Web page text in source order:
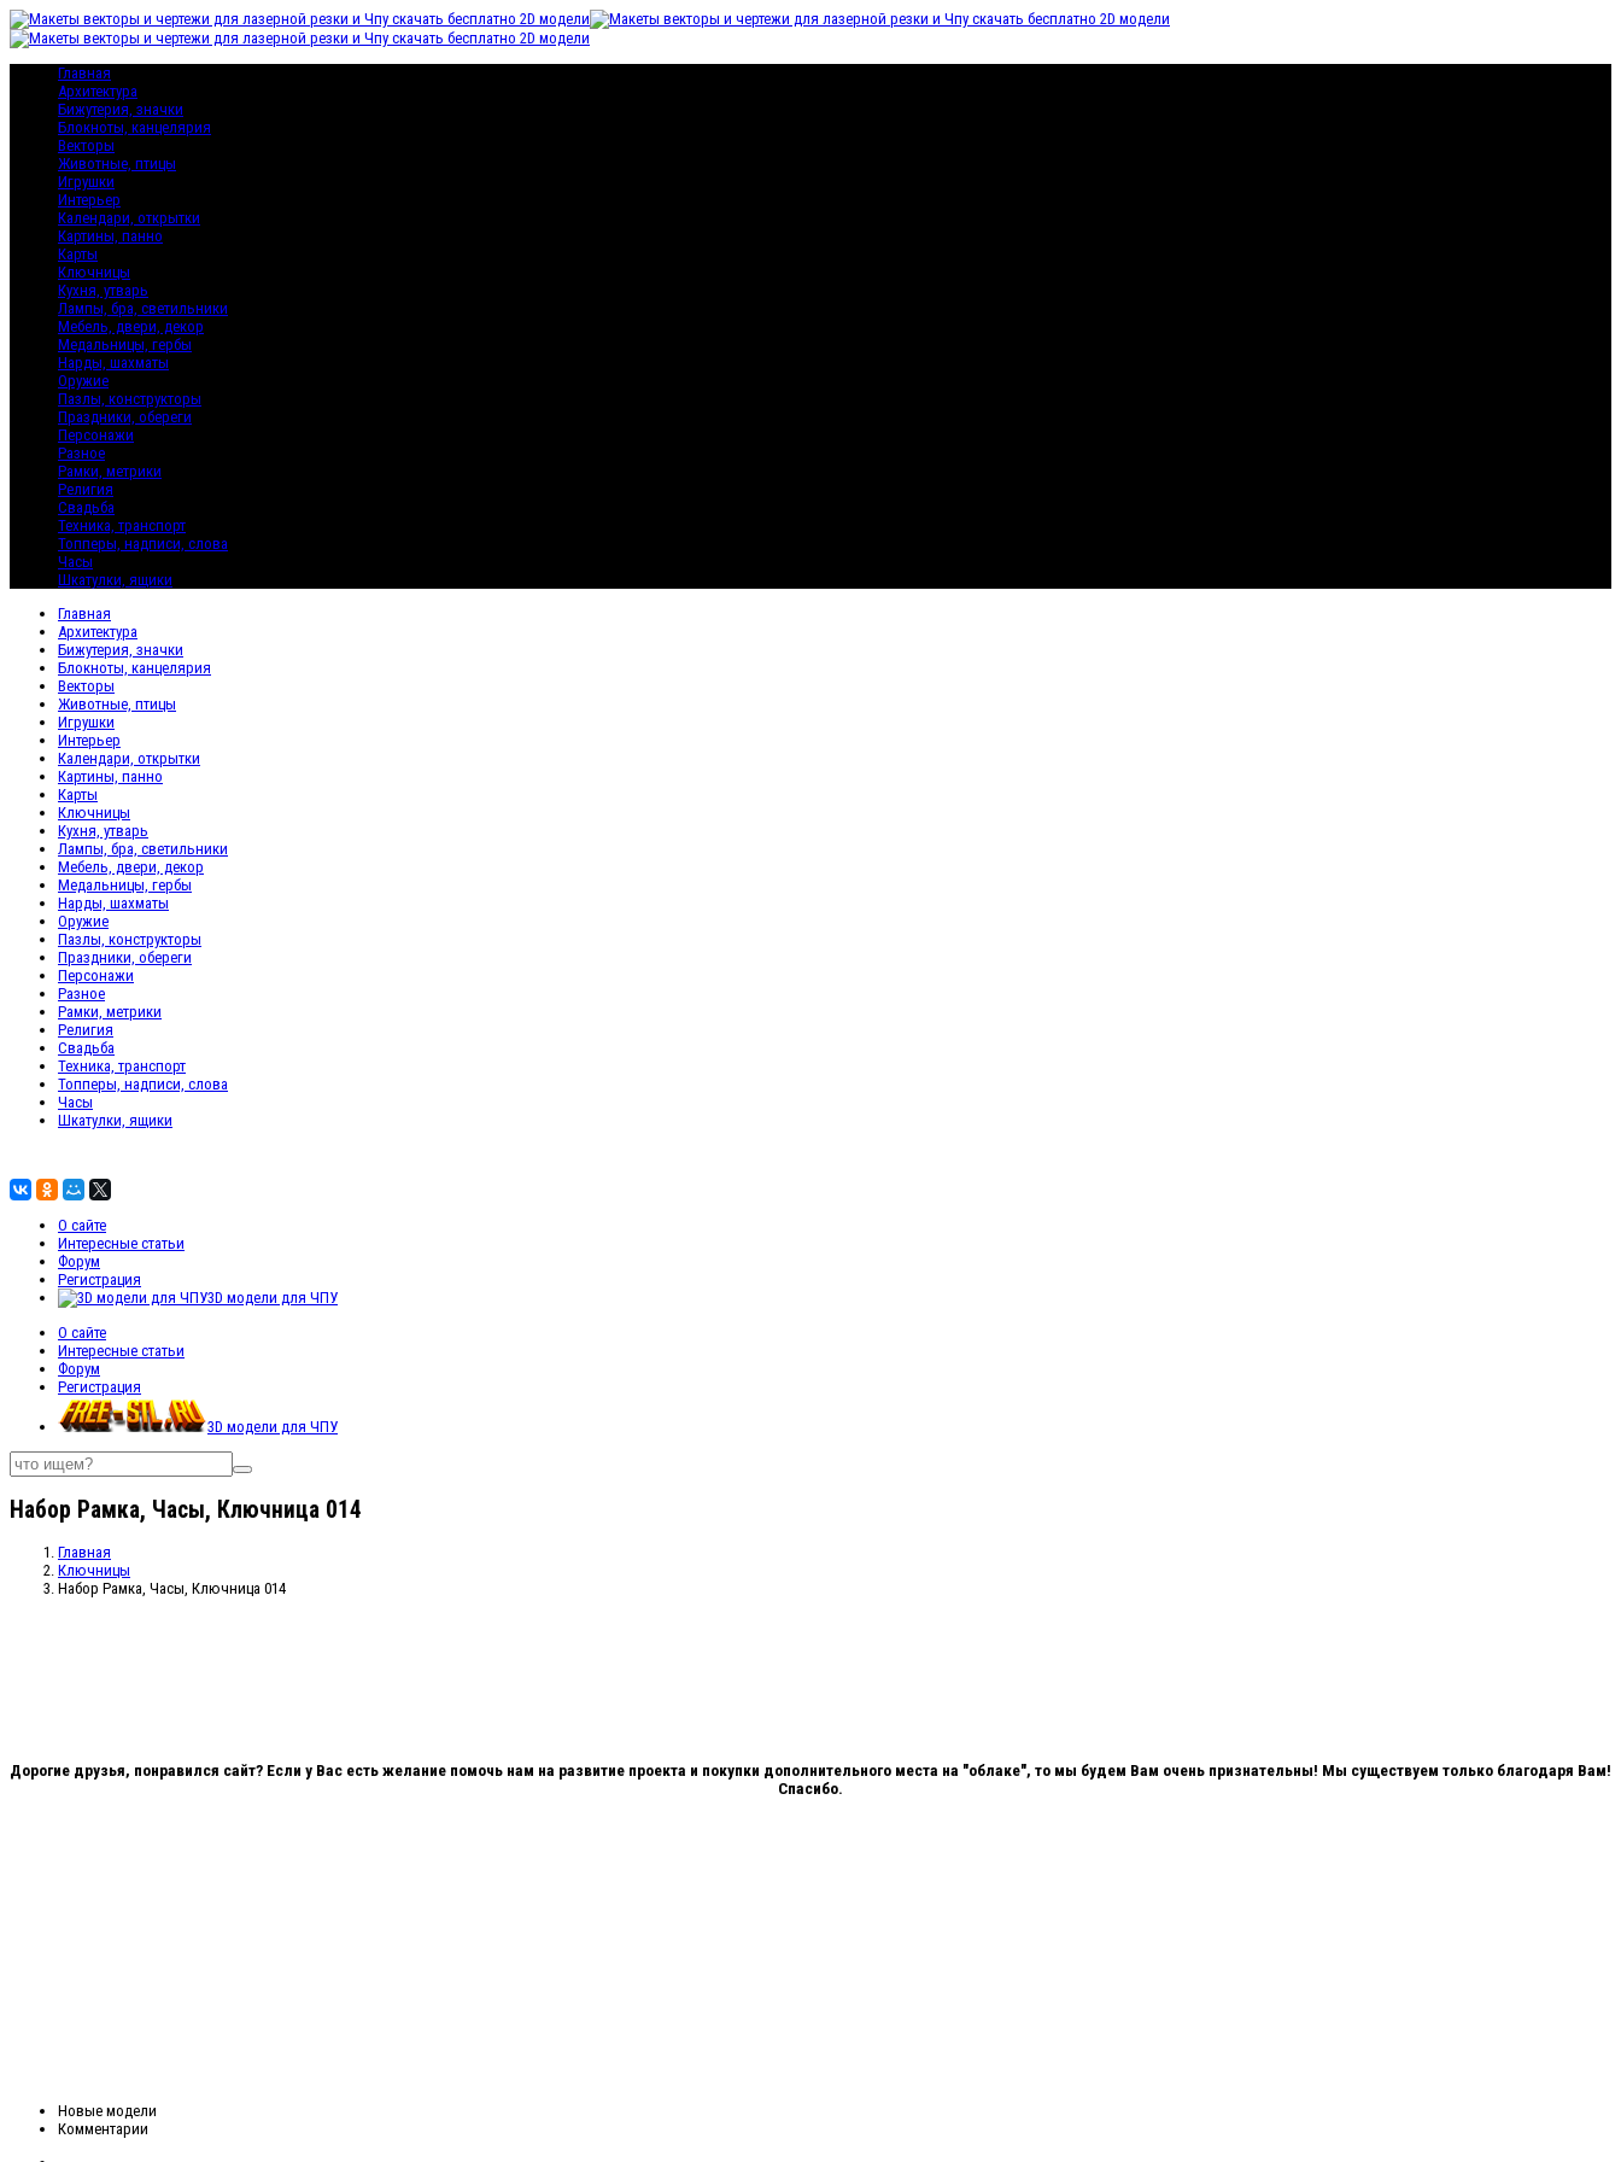
Главная
Архитектура
Бижутерия, значки
Блокноты, канцелярия
Векторы
Животные, птицы
Игрушки
Интерьер
Календари, открытки
Картины, панно
Карты
Ключницы
Кухня, утварь
Лампы, бра, светильники
Мебель, двери, декор
Медальницы, гербы
Нарды, шахматы
Оружие
Пазлы, конструкторы
Праздники, обереги
Персонажи
Разное
Рамки, метрики
Религия
Свадьба
Техника, транспорт
Топперы, надписи, слова
Часы
Шкатулки, ящики
Главная
Архитектура
Бижутерия, значки
Блокноты, канцелярия
Векторы
Животные, птицы
Игрушки
Интерьер
Календари, открытки
Картины, панно
Карты
Ключницы
Кухня, утварь
Лампы, бра, светильники
Мебель, двери, декор
Медальницы, гербы
Нарды, шахматы
Оружие
Пазлы, конструкторы
Праздники, обереги
Персонажи
Разное
Рамки, метрики
Религия
Свадьба
Техника, транспорт
Топперы, надписи, слова
Часы
Шкатулки, ящики
О сайте
Интересные статьи
Форум
Регистрация
3D модели для ЧПУ
О сайте
Интересные статьи
Форум
Регистрация
3D модели для ЧПУ
Набор Рамка, Часы, Ключница 014
Главная
Ключницы
Набор Рамка, Часы, Ключница 014
Дорогие друзья, понравился сайт? Если у Вас есть желание помочь нам на развитие проекта и покупки дополнительного места на "облаке", то мы будем Вам очень признательны! Мы существуем только благодаря Вам!
Спасибо.
Новые модели
Комментарии